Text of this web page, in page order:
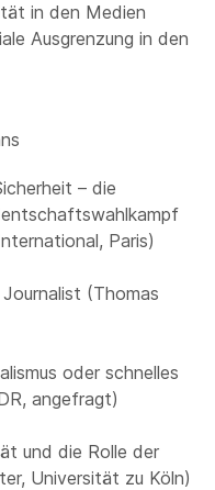
in den Medien
Ausgrenzung in den
– die
Paris)
(Thomas
oder schnelles
angefragt)
und die Rolle der
Universität zu Köln)